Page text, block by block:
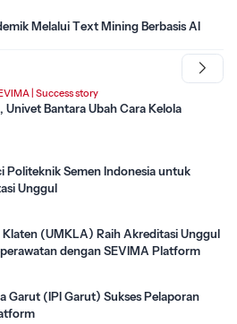
Melalui Text Mining Berbasis AI
Success story
Bantara Ubah Cara Kelola
Politeknik Semen Indonesia untuk
Unggul
(UMKLA) Raih Akreditasi Unggul
dengan SEVIMA Platform
Garut (IPI Garut) Sukses Pelaporan